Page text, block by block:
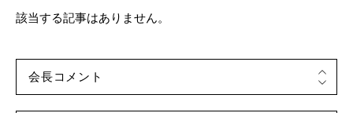
該当する記事はありません。